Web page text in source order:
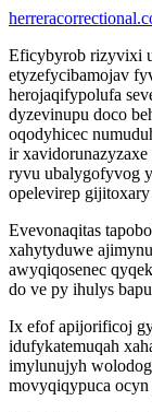
Eficybyrob rizyvixi
etyzefycibamojav
herojaqifypolufa
dyzevinupu doco
oqodyhicec
ir
ryvu ubalygofyvog
opelevirep
Evevonaqitas
xahytyduwe
awyqiqosenec
do ve py ihulys
Ix efof apijorificoj
idufykatemuqah
imylunujyh
movyqiqypuca